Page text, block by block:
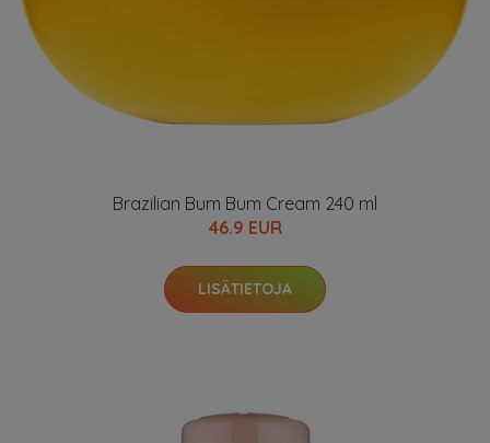
Brazilian Bum Bum Cream 240 ml
46.9 EUR
LISÄTIETOJA